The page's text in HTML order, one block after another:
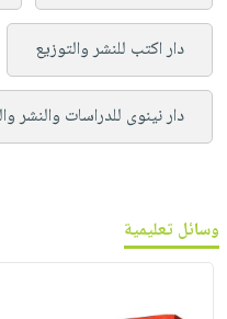
دار اكتب للنشر والتوزيع
دار نينوى للدراسات والنشر
وسائل تعليمية